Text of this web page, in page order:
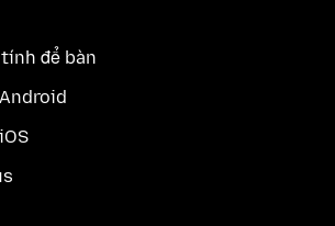
để bàn